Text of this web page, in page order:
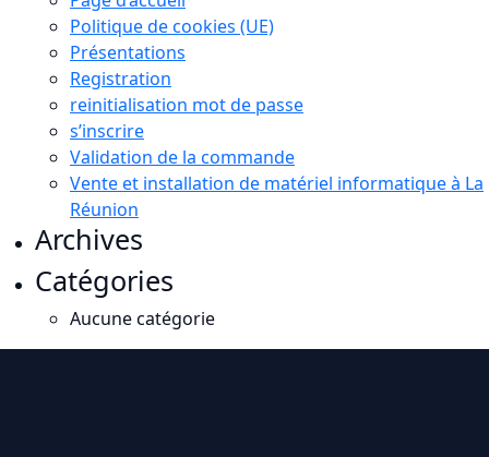
Politique de cookies (UE)
Présentations
Registration
reinitialisation mot de passe
s’inscrire
Validation de la commande
Vente et installation de matériel informatique à La
Réunion
Archives
Catégories
Aucune catégorie